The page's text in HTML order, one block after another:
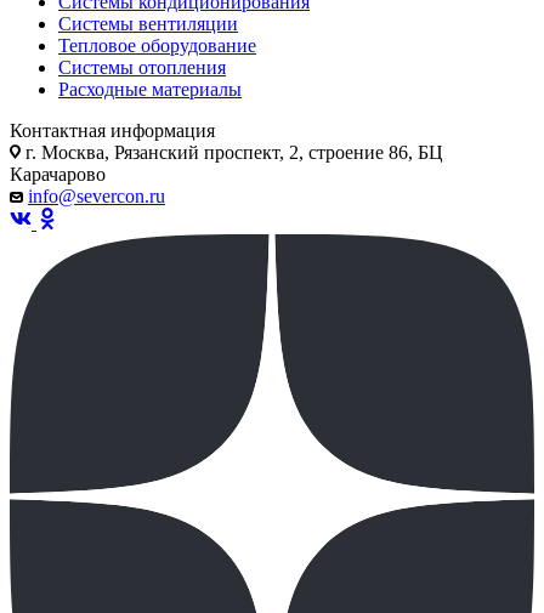
Системы вентиляции
Тепловое оборудование
Системы отопления
Расходные материалы
Контактная информация
г. Москва, Рязанский проспект, 2, строение 86, БЦ
Карачарово
info@severcon.ru